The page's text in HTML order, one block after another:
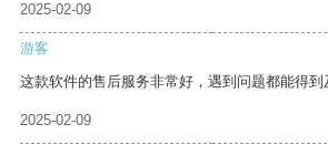
2025-02-09
游客
这款软件的售后服务非常好，遇到问题都能得到
2025-02-09